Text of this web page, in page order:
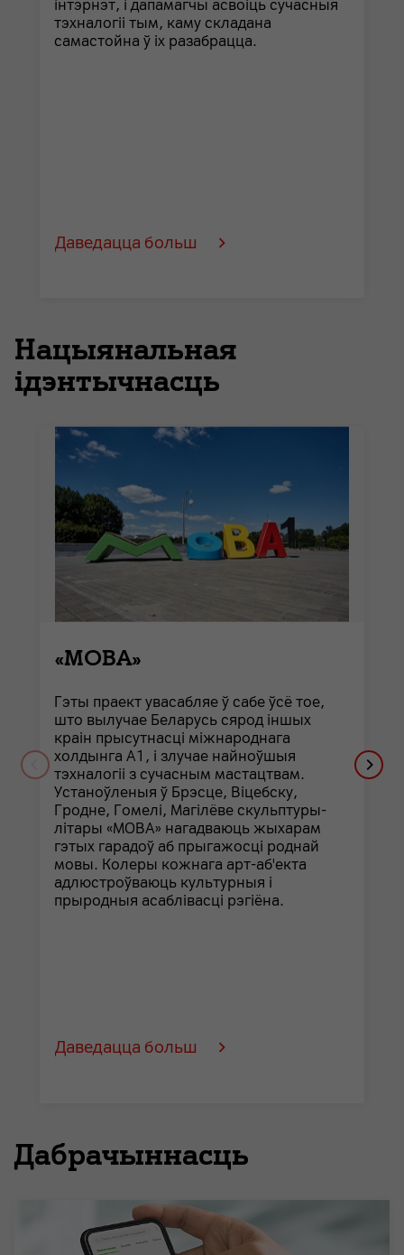
інтэрнэт, і дапамагчы асвоіць сучасныя
тэхналогіі тым, каму складана
самастойна ў іх разабрацца.
Даведацца больш
Нацыянальная
ідэнтычнасць
«МОВА»
Гэты праект увасабляе ў сабе ўсё тое,
што вылучае Беларусь сярод іншых
краін прысутнасці міжнароднага
холдынга А1, і злучае найноўшыя
тэхналогіі з сучасным мастацтвам.
Устаноўленыя ў Брэсце, Віцебску,
Гродне, Гомелі, Магілёве скульптуры-
літары «МОВА» нагадваюць жыхарам
гэтых гарадоў аб прыгажосці роднай
мовы. Колеры кожнага арт-аб'екта
адлюстроўваюць культурныя і
прыродныя асаблівасці рэгіёна.
Даведацца больш
Дабрачыннасць